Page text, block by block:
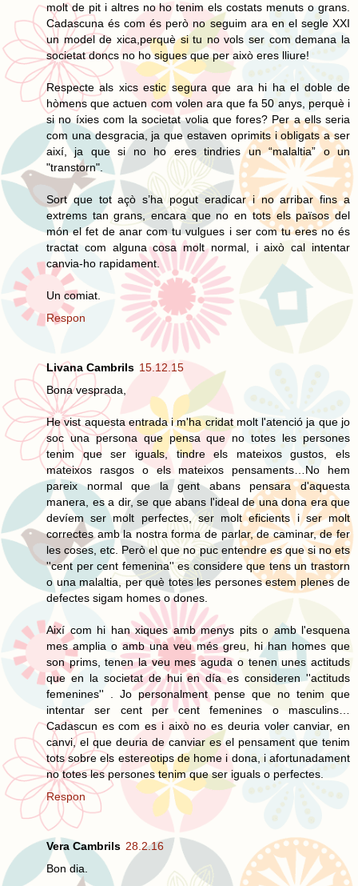
molt de pit i altres no ho tenim els costats menuts o grans.
Cadascuna és com és però no seguim ara en el segle XXI
un model de xica,perquè si tu no vols ser com demana la
societat doncs no ho sigues que per això eres lliure!
Respecte als xics estic segura que ara hi ha el doble de
hòmens que actuen com volen ara que fa 50 anys, perquè i
si no íxies com la societat volia que fores? Per a ells seria
com una desgracia, ja que estaven oprimits i obligats a ser
així, ja que si no ho eres tindries un “malaltia” o un
"transtorn".
Sort que tot açò s’ha pogut eradicar i no arribar fins a
extrems tan grans, encara que no en tots els països del
món el fet de anar com tu vulgues i ser com tu eres no és
tractat com alguna cosa molt normal, i això cal intentar
canvia-ho rapidament.
Un comiat.
Respon
Livana Cambrils 15.12.15
Bona vesprada,
He vist aquesta entrada i m'ha cridat molt l'atenció ja que jo
soc una persona que pensa que no totes les persones
tenim que ser iguals, tindre els mateixos gustos, els
mateixos rasgos o els mateixos pensaments…No hem
pareix normal que la gent abans pensara d'aquesta
manera, es a dir, se que abans l'ideal de una dona era que
devíem ser molt perfectes, ser molt eficients i ser molt
correctes amb la nostra forma de parlar, de caminar, de fer
les coses, etc. Però el que no puc entendre es que si no ets
''cent per cent femenina'' es considere que tens un trastorn
o una malaltia, per què totes les persones estem plenes de
defectes sigam homes o dones.
Així com hi han xiques amb menys pits o amb l'esquena
mes amplia o amb una veu més greu, hi han homes que
son prims, tenen la veu mes aguda o tenen unes actituds
que en la societat de hui en día es consideren ''actituds
femenines'' . Jo personalment pense que no tenim que
intentar ser cent per cent femenines o masculins…
Cadascun es com es i això no es deuria voler canviar, en
canvi, el que deuria de canviar es el pensament que tenim
tots sobre els estereotips de home i dona, i afortunadament
no totes les persones tenim que ser iguals o perfectes.
Respon
Vera Cambrils 28.2.16
Bon dia.